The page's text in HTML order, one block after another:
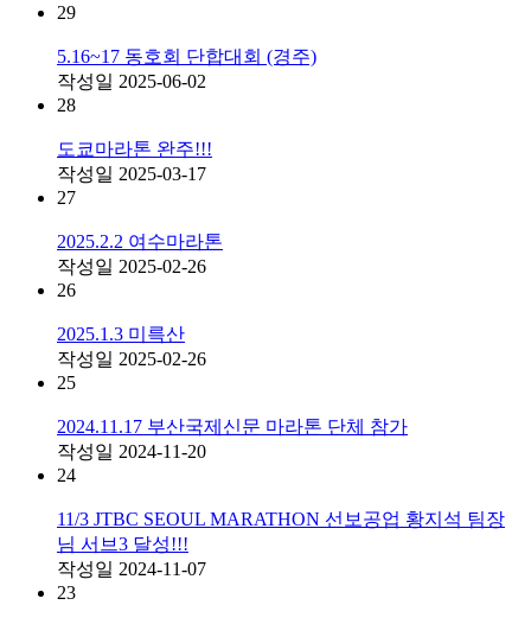
29
5.16~17 동호회 단합대회 (경주)
작성일 2025-06-02
28
도쿄마라톤 완주!!!
작성일 2025-03-17
27
2025.2.2 여수마라톤
작성일 2025-02-26
26
2025.1.3 미륵산
작성일 2025-02-26
25
2024.11.17 부산국제신문 마라톤 단체 참가
작성일 2024-11-20
24
11/3 JTBC SEOUL MARATHON 선보공업 황지석 팀장
님 서브3 달성!!!
작성일 2024-11-07
23